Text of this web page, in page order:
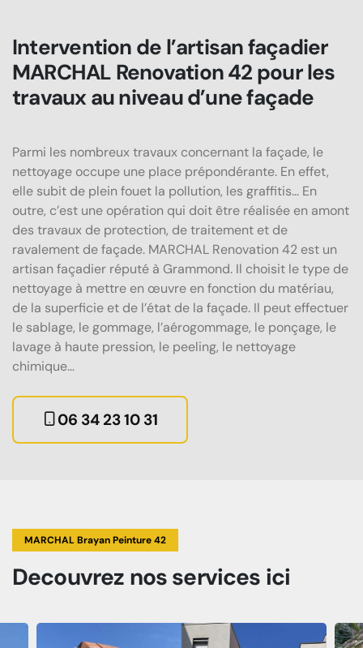
Intervention de l’artisan façadier
MARCHAL Renovation 42 pour les
travaux au niveau d’une façade
Parmi les nombreux travaux concernant la façade, le
nettoyage occupe une place prépondérante. En effet,
elle subit de plein fouet la pollution, les graffitis… En
outre, c’est une opération qui doit être réalisée en amont
des travaux de protection, de traitement et de
ravalement de façade. MARCHAL Renovation 42 est un
artisan façadier réputé à Grammond. Il choisit le type de
nettoyage à mettre en œuvre en fonction du matériau,
de la superficie et de l’état de la façade. Il peut effectuer
le sablage, le gommage, l’aérogommage, le ponçage, le
lavage à haute pression, le peeling, le nettoyage
chimique…
06 34 23 10 31
MARCHAL Brayan Peinture 42
Decouvrez nos services ici